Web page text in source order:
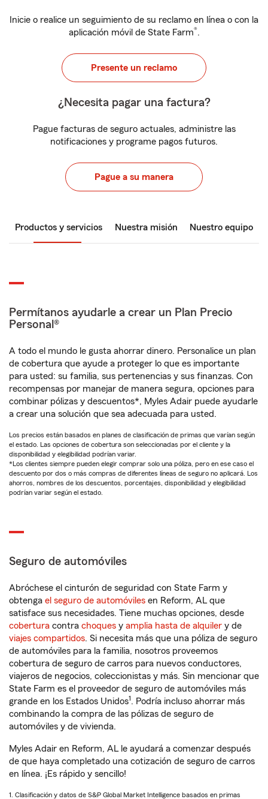
Inicie o realice un seguimiento de su reclamo en línea o con la
aplicación móvil de State Farm®.
Presente un reclamo
¿Necesita pagar una factura?
Pague facturas de seguro actuales, administre las
notificaciones y programe pagos futuros.
Pague a su manera
Productos y servicios Nuestra misión Nuestro equipo
Permítanos ayudarle a crear un Plan Precio
Personal®
A todo el mundo le gusta ahorrar dinero. Personalice un plan
de cobertura que ayude a proteger lo que es importante
para usted: su familia, sus pertenencias y sus finanzas. Con
recompensas por manejar de manera segura, opciones para
combinar pólizas y descuentos*, Myles Adair puede ayudarle
a crear una solución que sea adecuada para usted.
Los precios están basados en planes de clasificación de primas que varían según
el estado. Las opciones de cobertura son seleccionadas por el cliente y la
disponibilidad y elegibilidad podrían variar.
*Los clientes siempre pueden elegir comprar solo una póliza, pero en ese caso el
descuento por dos o más compras de diferentes líneas de seguro no aplicará. Los
ahorros, nombres de los descuentos, porcentajes, disponibilidad y elegibilidad
podrían variar según el estado.
Seguro de automóviles
Abróchese el cinturón de seguridad con State Farm y
obtenga el seguro de automóviles en Reform, AL que
satisface sus necesidades. Tiene muchas opciones, desde
cobertura contra choques y amplia hasta de alquiler y de
viajes compartidos. Si necesita más que una póliza de seguro
de automóviles para la familia, nosotros proveemos
cobertura de seguro de carros para nuevos conductores,
viajeros de negocios, coleccionistas y más. Sin mencionar que
State Farm es el proveedor de seguro de automóviles más
grande en los Estados Unidos1. Podría incluso ahorrar más
combinando la compra de las pólizas de seguro de
automóviles y de vivienda.
Myles Adair en Reform, AL le ayudará a comenzar después
de que haya completado una cotización de seguro de carros
en línea. ¡Es rápido y sencillo!
1. Clasificación y datos de S&P Global Market Intelligence basados en primas